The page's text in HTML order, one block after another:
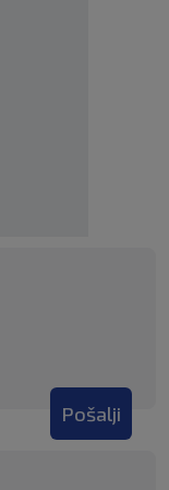
Pošalji